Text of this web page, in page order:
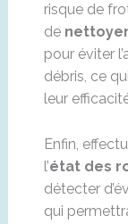
risque de
de
pour éviter
débris, ce
leur
Enfin,
l’état des
détecter
qui